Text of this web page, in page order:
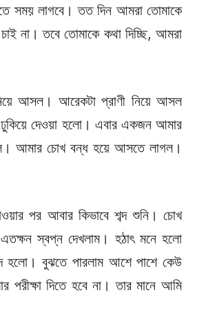
সময় লাগবে। তত দিন আমরা তোমাকে
না। তবে তোমাকে কথা দিচ্ছি, আমরা
আসল। আরেকটা প্রাণী নিয়ে আসল
ঢুকিয়ে দেওয়া হলো। এবার একজন আমার
আমার চোখ বন্ধ হয়ে আসতে লাগল।
পর আবার কিভাবে শব্দ শুনি। চোখ
স্বপ্ন দেখলাম। হঠাৎ মনে হলো
বুঝতে পারলাম আশে পাশে কেউ
দিতে হবে না। তার মানে আমি